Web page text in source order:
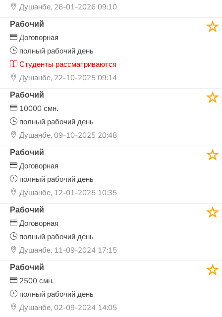
Душанбе, 26-01-2026 09:10
Рабочий
Договорная
полный рабочий день
Студенты рассматриваются
Душанбе, 22-10-2025 09:14
Рабочий
10000 смн.
полный рабочий день
Душанбе, 09-10-2025 20:48
Рабочий
Договорная
полный рабочий день
Душанбе, 12-01-2025 10:35
Рабочий
Договорная
полный рабочий день
Душанбе, 11-09-2024 17:15
Рабочий
2500 смн.
полный рабочий день
Душанбе, 02-09-2024 14:05